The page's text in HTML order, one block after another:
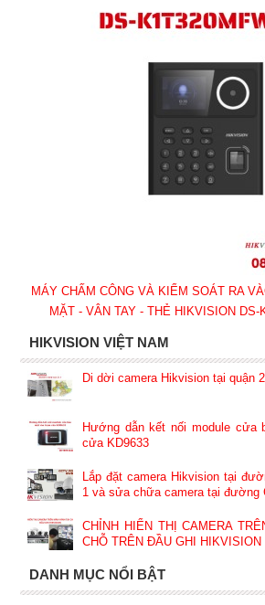
MÁY CHẤM CÔNG VÀ KIỂM SOÁT RA
MẶT - VÂN TAY - THẺ HIKVISION DS-
HIKVISION VIỆT NAM
Di dời camera Hikvision tại quận 2
Hướng dẫn kết nối module cửa
cửa KD9633
Lắp đặt camera Hikvision tại
1 và sửa chữa camera tại đường
CHỈNH HIỂN THỊ CAMERA
CHỖ TRÊN ĐẦU GHI HIKVISION
DANH MỤC NỔI BẬT